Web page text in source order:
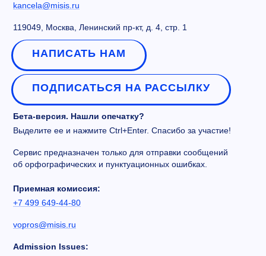
kancela@misis.ru
119049, Москва, Ленинский пр-кт, д. 4, стр. 1
НАПИСАТЬ НАМ
ПОДПИСАТЬСЯ НА РАССЫЛКУ
Бета-версия. Нашли опечатку?
Выделите ее и нажмите Ctrl+Enter. Спасибо за участие!
Сервис предназначен только для отправки сообщений
об орфографических и пунктуационных ошибках.
Приемная комиссия:
+7 499 649-44-80
vopros@misis.ru
Admission Issues: